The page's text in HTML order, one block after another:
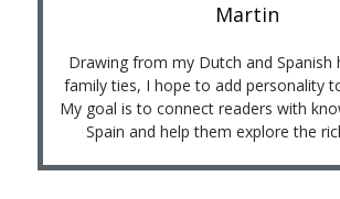
Martin
Drawing from my Dutch and Spanish
family ties, I hope to add personality
My goal is to connect readers with
Spain and help them explore the